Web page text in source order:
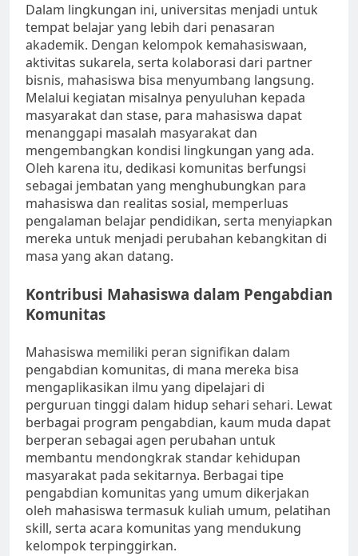
Dalam lingkungan ini, universitas menjadi untuk
tempat belajar yang lebih dari penasaran
akademik. Dengan kelompok kemahasiswaan,
aktivitas sukarela, serta kolaborasi dari partner
bisnis, mahasiswa bisa menyumbang langsung.
Melalui kegiatan misalnya penyuluhan kepada
masyarakat dan stase, para mahasiswa dapat
menanggapi masalah masyarakat dan
mengembangkan kondisi lingkungan yang ada.
Oleh karena itu, dedikasi komunitas berfungsi
sebagai jembatan yang menghubungkan para
mahasiswa dan realitas sosial, memperluas
pengalaman belajar pendidikan, serta menyiapkan
mereka untuk menjadi perubahan kebangkitan di
masa yang akan datang.
Kontribusi Mahasiswa dalam Pengabdian
Komunitas
Mahasiswa memiliki peran signifikan dalam
pengabdian komunitas, di mana mereka bisa
mengaplikasikan ilmu yang dipelajari di
perguruan tinggi dalam hidup sehari sehari. Lewat
berbagai program pengabdian, kaum muda dapat
berperan sebagai agen perubahan untuk
membantu mendongkrak standar kehidupan
masyarakat pada sekitarnya. Berbagai tipe
pengabdian komunitas yang umum dikerjakan
oleh mahasiswa termasuk kuliah umum, pelatihan
skill, serta acara komunitas yang mendukung
kelompok terpinggirkan.